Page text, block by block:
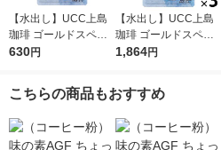
【水出し】UCC上島
珈琲 ゴールドスペシ
ャル 水淹れアイスコ
630円
【水出し】UCC上島
珈琲 ゴールドスペシ
ャル 水淹れアイスコ
袋）
1,864円
こちらの商品もおすすめ